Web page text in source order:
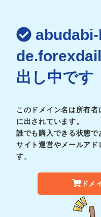
出し中です
このドメイン名は所有者
に出されています。
誰でも購入できる状態
サイト運営やメールアド
す。
ドメ